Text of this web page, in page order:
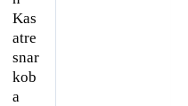
Kas
atre
snar
kob
a